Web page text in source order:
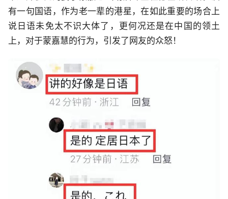
有一句国语，作为老一辈的港星，在如此重要的场合上
说日语未免太不识大体了，更何况还是在中国的领土
上，对于蒙嘉慧的行为，引发了网友的众怒！